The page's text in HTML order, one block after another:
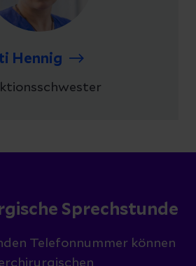
Hennig
Sprechstunde
Telefonnummer können